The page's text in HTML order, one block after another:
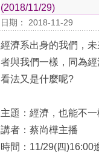
(2018/11/29)
日期： 2018-11-29
經濟系出身的我們，
者與我們一樣，同為
看法又是什麼呢?
主題：經濟，也能不一
講者：蔡尚樺主播
時間：11/29(四)16:00